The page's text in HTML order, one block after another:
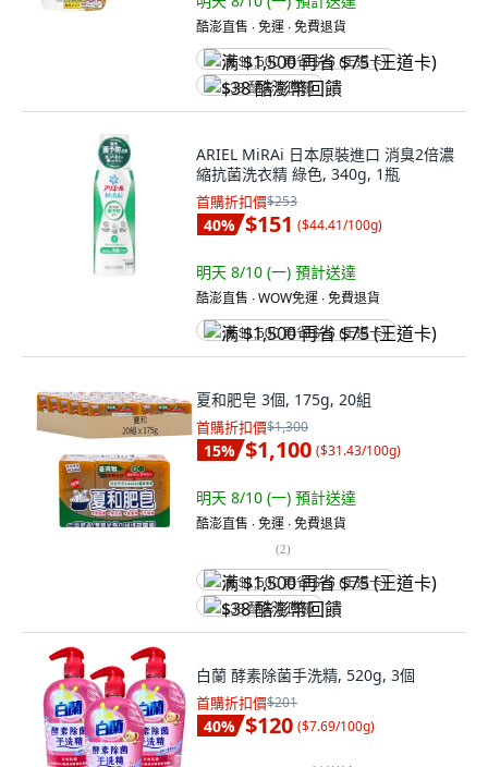
酷澎直售 ∙ 免運 ∙ 免費退貨
满 $1,500 再省 $75 (王道卡)
$38 酷澎幣回饋
ARIEL MiRAi 日本原裝進口 消臭2倍濃
縮抗菌洗衣精 綠色, 340g, 1瓶
首購折扣價$253
40% $151 ($44.41/100g)
明天 8/10 (一) 預計送達
酷澎直售 ∙ WOW免運 ∙ 免費退貨
满 $1,500 再省 $75 (王道卡)
夏和肥皂 3個, 175g, 20組
首購折扣價$1,300
15% $1,100 ($31.43/100g)
明天 8/10 (一) 預計送達
酷澎直售 ∙ 免運 ∙ 免費退貨
(2)
满 $1,500 再省 $75 (王道卡)
$38 酷澎幣回饋
白蘭 酵素除菌手洗精, 520g, 3個
首購折扣價$201
40% $120 ($7.69/100g)